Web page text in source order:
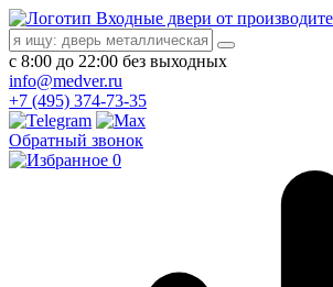
Входные двери от
с 8:00 до 22:00 без выходных
info@medver.ru
+7 (495) 374-73-35
Обратный звонок
0